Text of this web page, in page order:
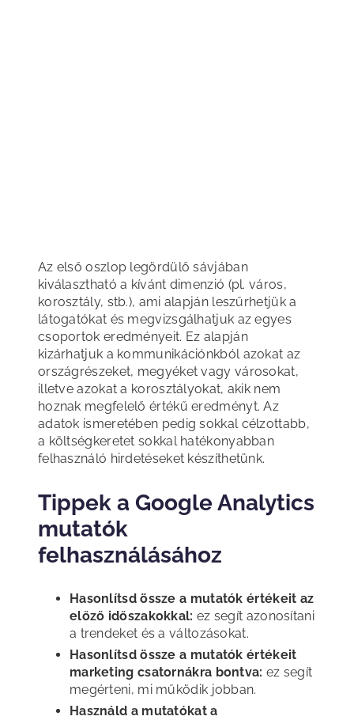
Az első oszlop legördülő sávjában
kiválasztható a kívánt dimenzió (pl. város,
korosztály, stb.), ami alapján leszűrhetjük a
látogatókat és megvizsgálhatjuk az egyes
csoportok eredményeit. Ez alapján
kizárhatjuk a kommunikációnkból azokat az
országrészeket, megyéket vagy városokat,
illetve azokat a korosztályokat, akik nem
hoznak megfelelő értékű eredményt. Az
adatok ismeretében pedig sokkal célzottabb,
a költségkeretet sokkal hatékonyabban
felhasználó hirdetéseket készíthetünk.
Tippek a Google Analytics
mutatók
felhasználásához
Hasonlítsd össze a mutatók értékeit az
előző időszakokkal: ez segít azonosítani
a trendeket és a változásokat.
Hasonlítsd össze a mutatók értékeit
marketing csatornákra bontva: ez segít
megérteni, mi működik jobban.
Használd a mutatókat a